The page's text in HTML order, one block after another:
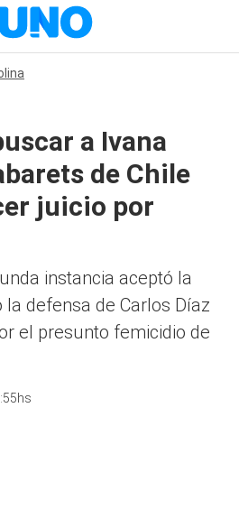
a Ivana
de Chile
juicio por
instancia aceptó la
defensa de Carlos Díaz
el presunto femicidio de